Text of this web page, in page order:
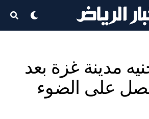
مدينة غزة بعد
على الضوء